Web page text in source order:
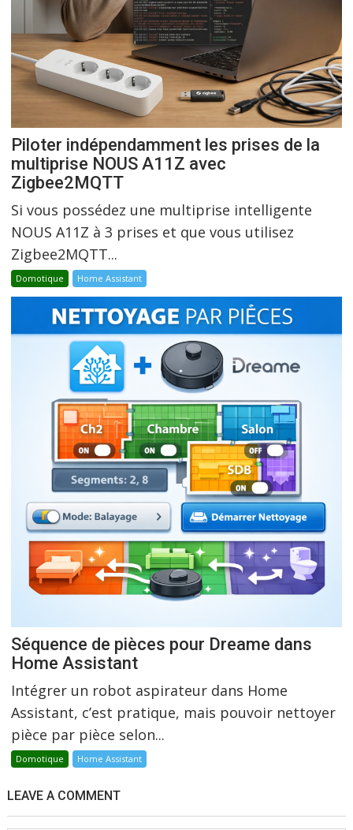
Piloter indépendamment les prises de la
multiprise NOUS A11Z avec
Zigbee2MQTT
Si vous possédez une multiprise intelligente
NOUS A11Z à 3 prises et que vous utilisez
Zigbee2MQTT...
Domotique Home Assistant
Séquence de pièces pour Dreame dans
Home Assistant
Intégrer un robot aspirateur dans Home
Assistant, c’est pratique, mais pouvoir nettoyer
pièce par pièce selon...
Domotique Home Assistant
LEAVE A COMMENT